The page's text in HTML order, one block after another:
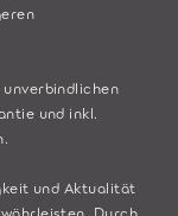
und inkl.
und Aktualität
Durch